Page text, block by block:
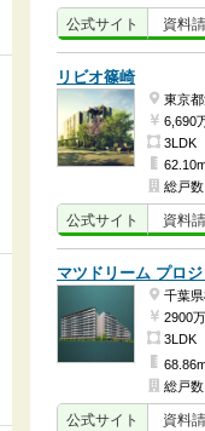
公式サイト 資料
リビオ篠崎
東京
6,690
3LDK
総戸
公式サイト 資料
千葉
2900
3LDK
総戸
公式サイト 資料